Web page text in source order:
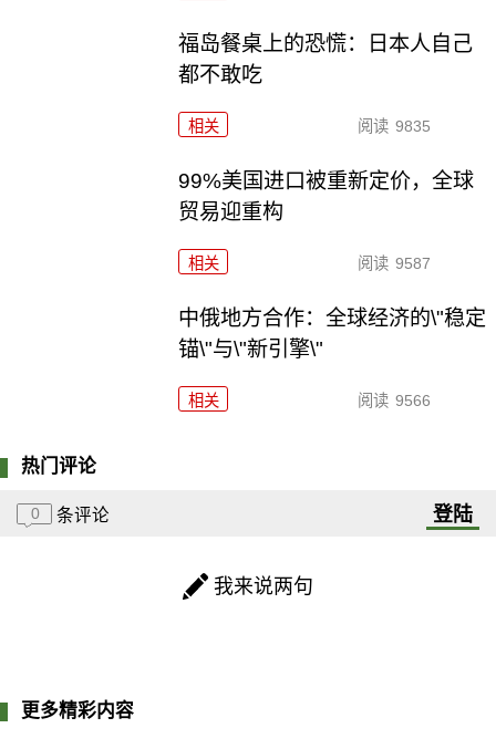
福岛餐桌上的恐慌：日本人自己
都不敢吃
相关 阅读 9835
99%美国进口被重新定价，全球
贸易迎重构
相关 阅读 9587
中俄地方合作：全球经济的\"稳定
锚\"与\"新引擎\"
相关 阅读 9566
热门评论
0 条评论 登陆
我来说两句
更多精彩内容